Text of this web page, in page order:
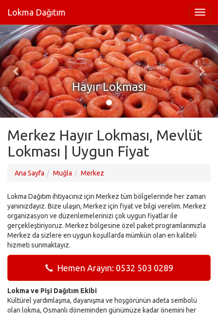
Lokma Dağıtım
Hayır Lokması
Merkez Hayır Lokması, Mevlüt
Lokması | Uygun Fiyat
Ana Sayfa Muğla Merkez
Lokma Dağıtım ihtiyacınız için Merkez tüm bölgelerinde her zaman
yanınızdayız. Bize ulaşın, Merkez için fiyat ve bilgi verelim. Merkez
organizasyon ve düzenlemelerinizi çok uygun fiyatlar ile
gerçekleştiriyoruz. Merkez bölgesine özel paket programlarımızla
Merkez da sizlere en uygun koşullarda mümkün olan en kaliteli
hizmeti sunmaktayız.
Hemen Arayın: 0532 503 0289
Lokma ve Pişi Dağıtım Ekibi
Kültürel yardımlaşma, dayanışma ve hoşgörünün adeta sembolü
olan lokma, Osmanlı döneminden günümüze kadar önemini her